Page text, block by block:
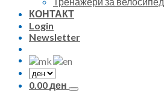
КОНТАКТ
Login
Newsletter
0.00ден